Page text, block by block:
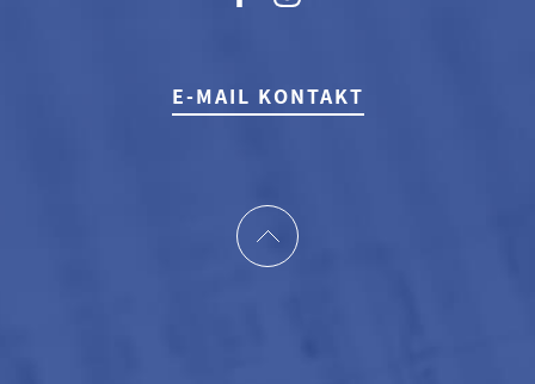
E-MAIL KONTAKT